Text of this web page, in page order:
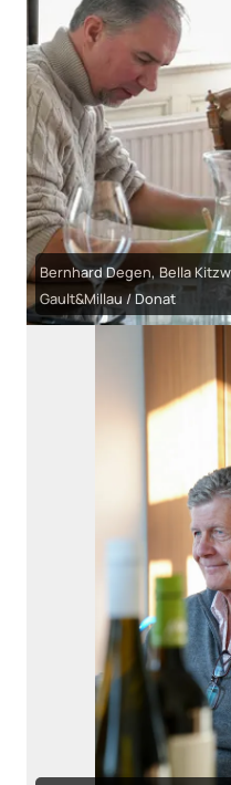
Bernhard Degen, Bella
Gault&Millau / Donat